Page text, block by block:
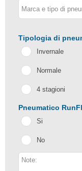
Tipologia di
Invernale
Normale
4 stagioni
Pneumatico
Si
No